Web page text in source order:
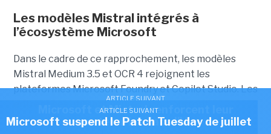
ARTICLE SUIVANT
Microsoft et Mistral renforcent leur
partenariat dans l'IA
Les modèles Mistral intégrés à
l’écosystème Microsoft
Dans le cadre de ce rapprochement, les modèles
Mistral Medium 3.5 et OCR 4 rejoignent les
plateformes Microsoft Foundry et Copilot Studio. Les
entreprises utilisant Azure Local pourront
également exécuter les modèles ouverts de Mistral
ARTICLE SUIVANT
Microsoft suspend le Patch Tuesday de juillet